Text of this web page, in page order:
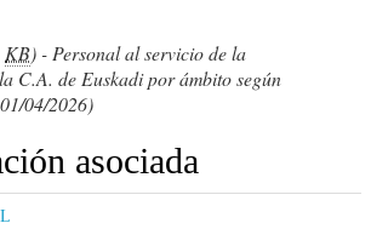
KB) - Personal al servicio de la
C.A. de Euskadi por ámbito según
04/2026)
asociada